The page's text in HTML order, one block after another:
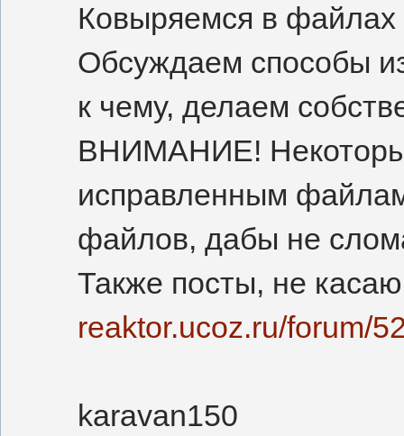
Ковыряемся в
Обсуждаем способы
к чему, делаем
ВНИМАНИЕ!
исправленным
файлов, дабы не
Также посты, не
reaktor.ucoz.ru/forum/
karavan150